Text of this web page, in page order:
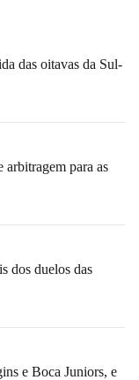
das oitavas da Sul-
para as
dos duelos das
e Boca Juniors, e